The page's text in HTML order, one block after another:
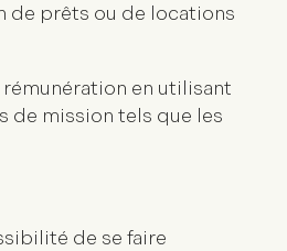
de prêts ou de locations
en utilisant
de mission tels que les
de se faire